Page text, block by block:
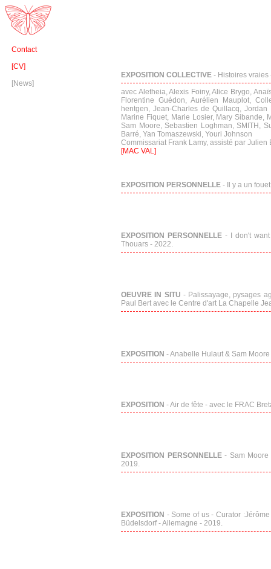
Contact
[CV]
[News]
EXPOSITION COLLECTIVE - Histoires vraies
avec Aletheia, Alexis Foiny, Alice Brygo,
Florentine Guédon, Aurélien Mauplot,
hentgen, Jean-Charles de Quillacq,
Marine Fiquet, Marie Losier, Mary Sibande,
Sam Moore, Sebastien Loghman, SMITH,
Barré, Yan Tomaszewski, Youri Johnson
Commissariat Frank Lamy, assisté par Julien
[MAC VAL]
EXPOSITION PERSONNELLE - Il y a un
EXPOSITION PERSONNELLE - I don't
Thouars - 2022.
OEUVRE IN SITU - Palissayage, pysages
Paul Bert avec le Centre d'art La Chapelle
EXPOSITION - Anabelle Hulaut & Sam
EXPOSITION - Air de fête - avec le FRAC
EXPOSITION PERSONNELLE- Sam Moore
2019.
EXPOSITION - Some of us - Curator
Büdelsdorf - Allemagne - 2019.